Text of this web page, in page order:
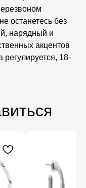
останетесь без
нарядный и
акцентов
18-